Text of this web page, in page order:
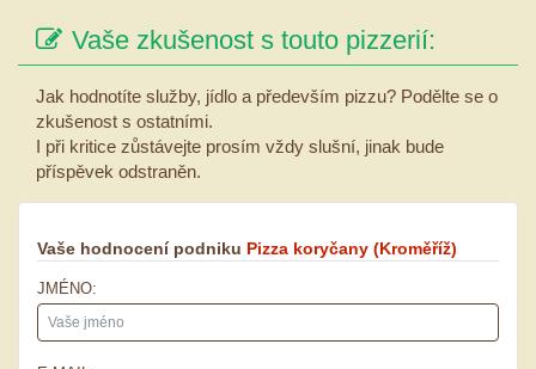
Vaše zkušenost s touto pizzerií:
Jak hodnotíte služby, jídlo a především pizzu? Podělte se o
zkušenost s ostatními.
I při kritice zůstávejte prosím vždy slušní, jinak bude
příspěvek odstraněn.
Vaše hodnocení podniku Pizza koryčany (Kroměříž)
JMÉNO: